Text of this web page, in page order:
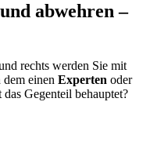
abwehren –
rechts werden Sie mit
einen Experten oder
Gegenteil behauptet?